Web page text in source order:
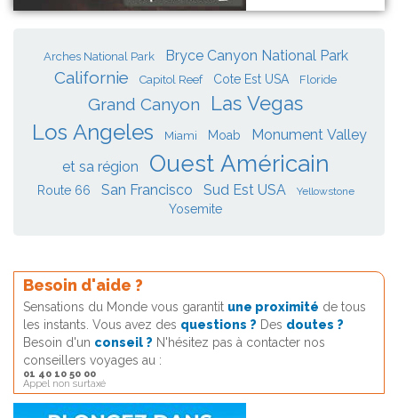
Arches National Park Bryce Canyon National Park
Californie Capitol Reef Cote Est USA Floride
Grand Canyon Las Vegas
Los Angeles Miami Moab
Monument Valley
et sa région
Ouest Américain
Route 66 San Francisco Sud Est USA Yellowstone
Yosemite
Besoin d'aide ?
Sensations du Monde vous garantit une proximité de tous
les instants. Vous avez des questions ? Des doutes ?
Besoin d'un conseil ? N'hésitez pas à contacter nos
conseillers voyages au :
01 40 10 50 00
Appel non surtaxé